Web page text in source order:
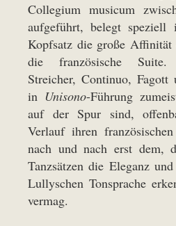
Collegium musicum
aufgeführt, belegt
Kopfsatz die große
die französische
Streicher, Continuo,
in Unisono-Führung
auf der Spur sind,
Verlauf ihren
nach und nach erst dem,
Tanzsätzen die Eleganz
Lullyschen Tonsprache
vermag.